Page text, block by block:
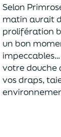
Selon
matin aurait
prolifération
un bon
votre douche
vos draps,